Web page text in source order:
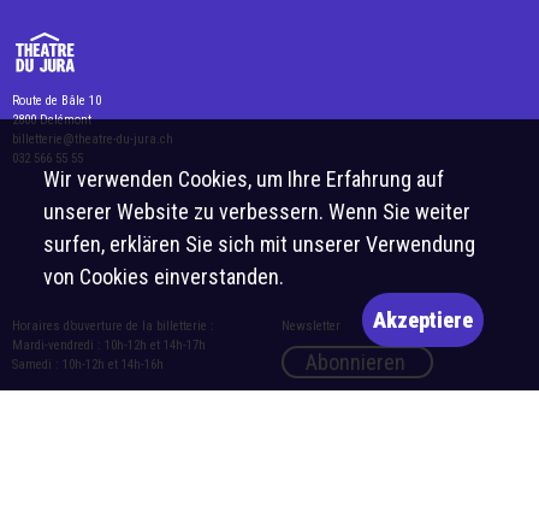
Route de Bâle 10
2800 Delémont
billetterie@theatre-du-jura.ch
032 566 55 55
Horaires d’ouverture de la billetterie :
Mardi-vendredi : 10h-12h et 14h-17h
Samedi : 10h-12h et 14h-16h
Newsletter
Abonnieren
Wir verwenden Cookies, um Ihre Erfahrung auf
unserer Website zu verbessern. Wenn Sie weiter
surfen, erklären Sie sich mit unserer Verwendung
von Cookies einverstanden.
Akzeptiere